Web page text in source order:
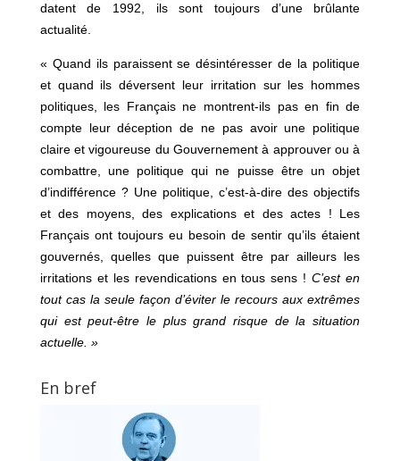
datent de 1992, ils sont toujours d’une brûlante
actualité.
« Quand ils paraissent se désintéresser de la politique
et quand ils déversent leur irritation sur les hommes
politiques, les Français ne montrent-ils pas en fin de
compte leur déception de ne pas avoir une politique
claire et vigoureuse du Gouvernement à approuver ou à
combattre, une politique qui ne puisse être un objet
d’indifférence ? Une politique, c’est-à-dire des objectifs
et des moyens, des explications et des actes ! Les
Français ont toujours eu besoin de sentir qu’ils étaient
gouvernés, quelles que puissent être par ailleurs les
irritations et les revendications en tous sens ! C’est en
tout cas la seule façon d’éviter le recours aux extrêmes
qui est peut-être le plus grand risque de la situation
actuelle. »
En bref